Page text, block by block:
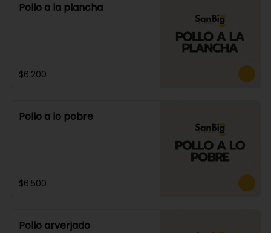
Pollo a la plancha
$6.200
Pollo a lo pobre
$6.500
Pollo arverjado